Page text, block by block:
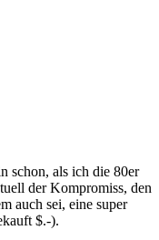
schon, als ich die 80er
der Kompromiss, den
auch sei, eine super
$.-).